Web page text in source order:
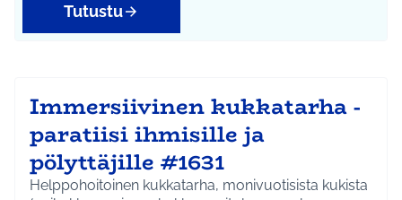
Tutustu
Immersiivinen kukkatarha -
paratiisi ihmisille ja
pölyttäjille #1631
Helppohoitoinen kukkatarha, monivuotisista kukista